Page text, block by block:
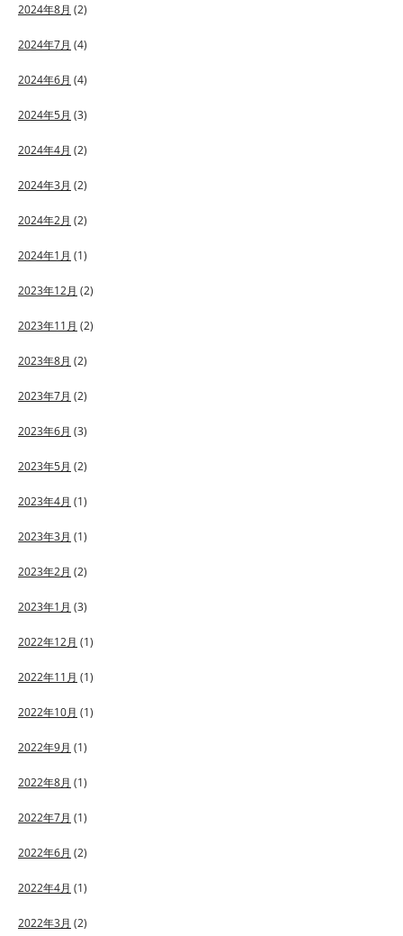
2024年8月 (2)
2024年7月 (4)
2024年6月 (4)
2024年5月 (3)
2024年4月 (2)
2024年3月 (2)
2024年2月 (2)
2024年1月 (1)
2023年12月 (2)
2023年11月 (2)
2023年8月 (2)
2023年7月 (2)
2023年6月 (3)
2023年5月 (2)
2023年4月 (1)
2023年3月 (1)
2023年2月 (2)
2023年1月 (3)
2022年12月 (1)
2022年11月 (1)
2022年10月 (1)
2022年9月 (1)
2022年8月 (1)
2022年7月 (1)
2022年6月 (2)
2022年4月 (1)
2022年3月 (2)